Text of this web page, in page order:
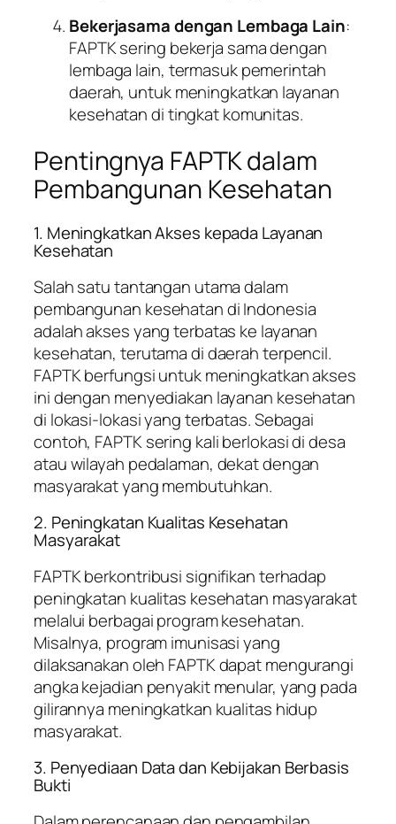
Bekerjasama dengan Lembaga Lain:
FAPTK sering bekerja sama dengan
lembaga lain, termasuk pemerintah
daerah, untuk meningkatkan layanan
kesehatan di tingkat komunitas.
Pentingnya FAPTK dalam
Pembangunan Kesehatan
1. Meningkatkan Akses kepada Layanan
Kesehatan
Salah satu tantangan utama dalam
pembangunan kesehatan di Indonesia
adalah akses yang terbatas ke layanan
kesehatan, terutama di daerah terpencil.
FAPTK berfungsi untuk meningkatkan akses
ini dengan menyediakan layanan kesehatan
di lokasi-lokasi yang terbatas. Sebagai
contoh, FAPTK sering kali berlokasi di desa
atau wilayah pedalaman, dekat dengan
masyarakat yang membutuhkan.
2. Peningkatan Kualitas Kesehatan
Masyarakat
FAPTK berkontribusi signifikan terhadap
peningkatan kualitas kesehatan masyarakat
melalui berbagai program kesehatan.
Misalnya, program imunisasi yang
dilaksanakan oleh FAPTK dapat mengurangi
angka kejadian penyakit menular, yang pada
gilirannya meningkatkan kualitas hidup
masyarakat.
3. Penyediaan Data dan Kebijakan Berbasis
Bukti